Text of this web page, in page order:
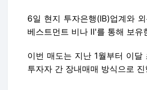
6일 현지 투자은행(IB)업계와
베스트먼트 비나 Ⅱ'를 통해 보
이번 매도는 지난 1월부터 이
투자자 간 장내매매 방식으로